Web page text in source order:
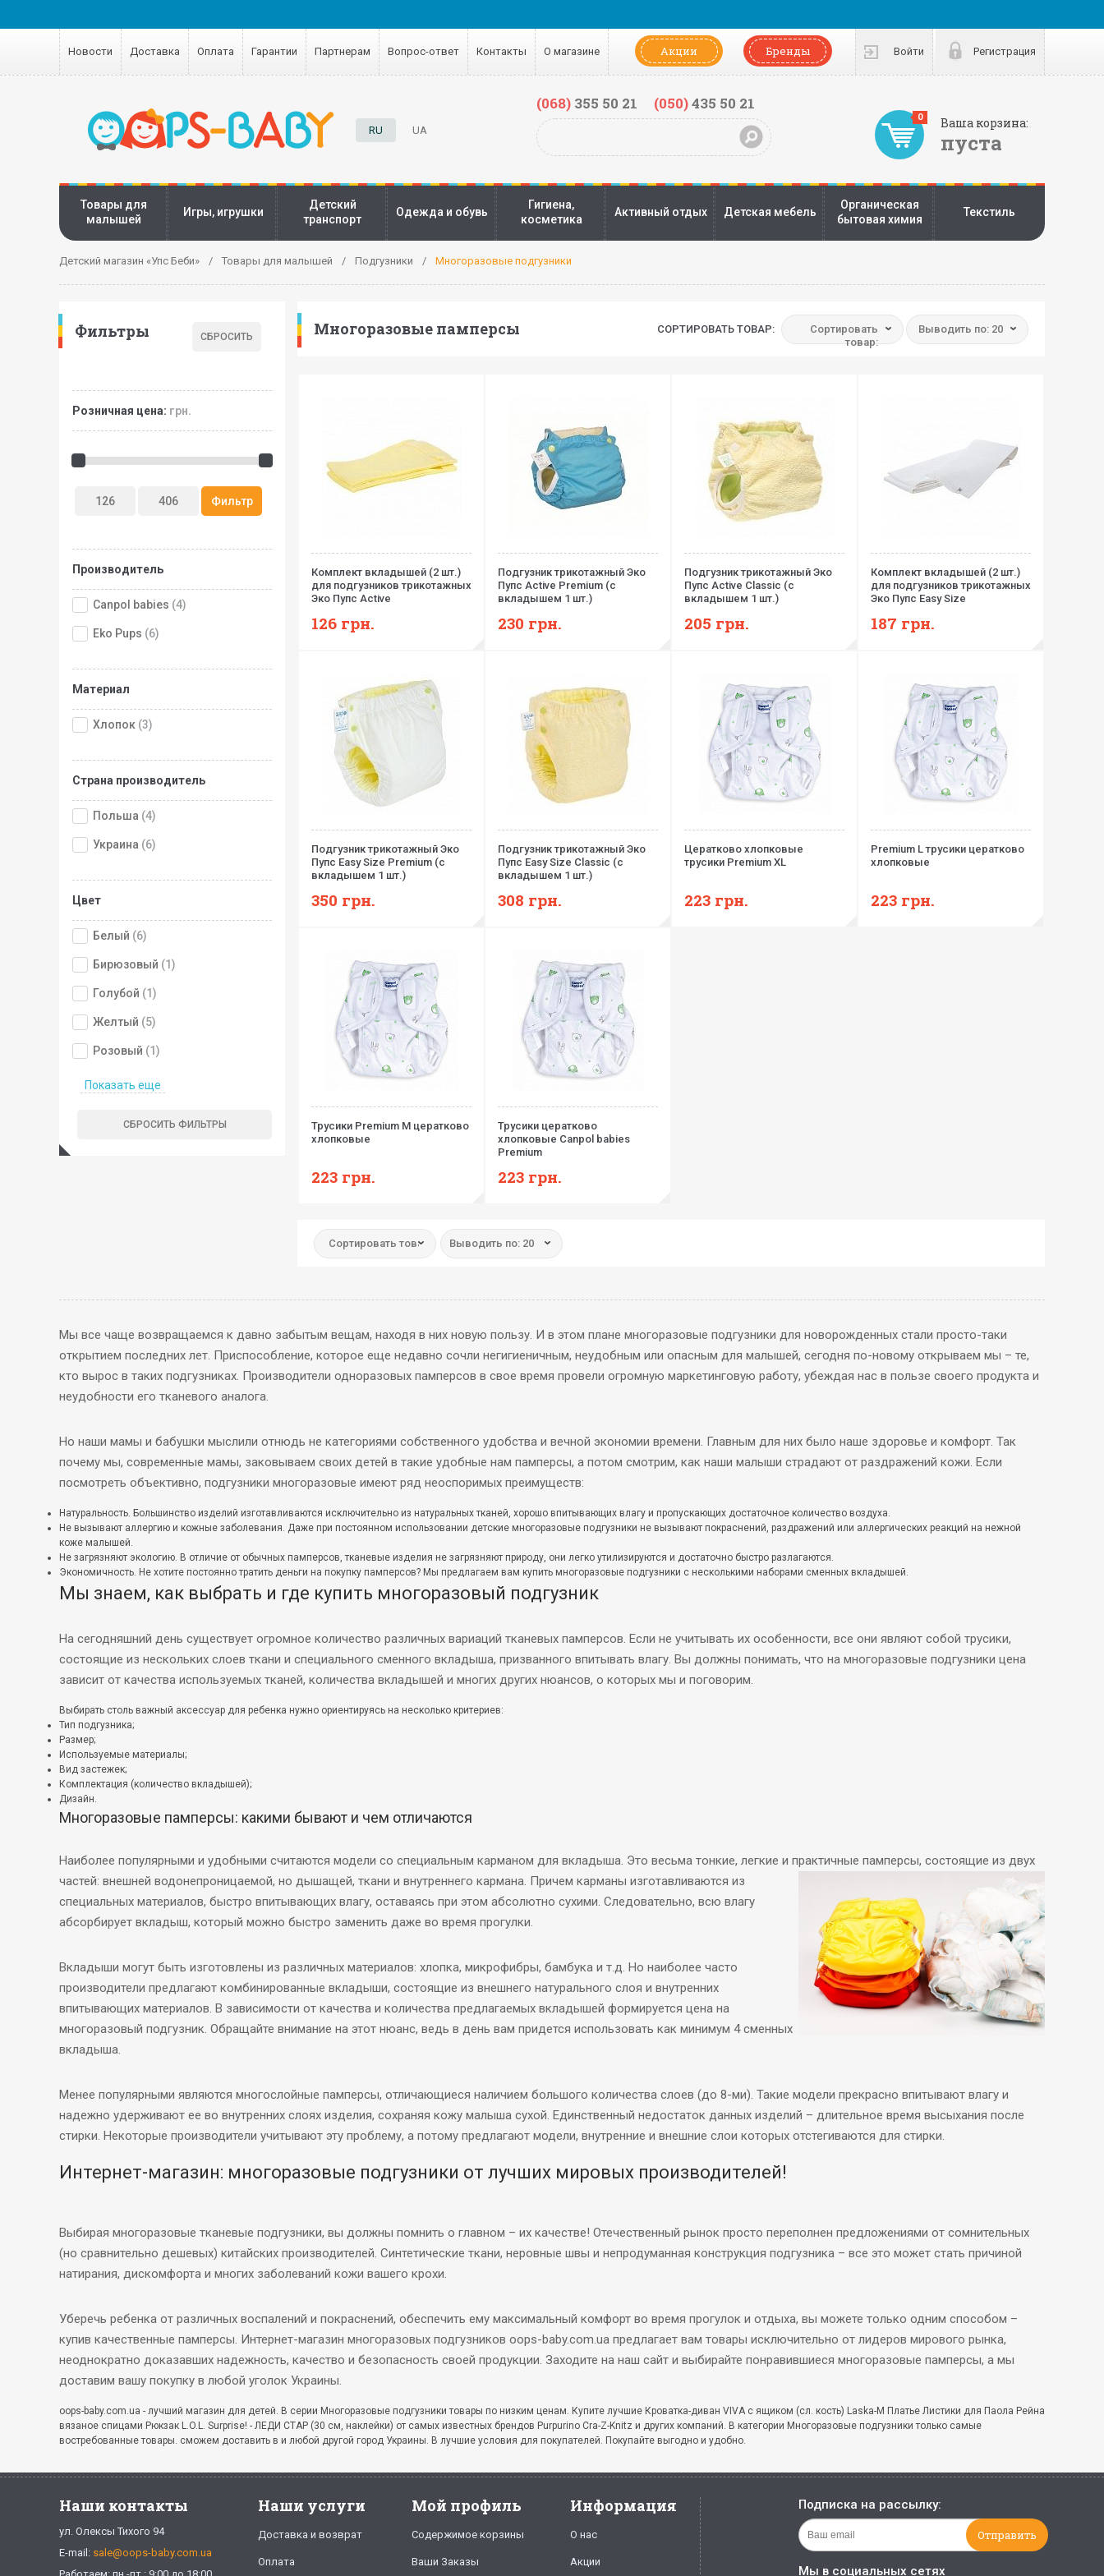
Войти Регистрация
Новости Доставка Оплата Гарантии Партнерам Вопрос-ответ Контакты О магазине Акции Бренды
Ваша корзина:
пуста
0
RU UA
(068)355 50 21 (050)435 50 21
Товары для
малышей
Игры, игрушки
Детский
транспорт
Одежда и обувь
Гигиена,
косметика
Активный отдых Детская мебель
Органическая
бытовая химия
Текстиль
Детский магазин «Упс Беби» Товары для малышей Подгузники Многоразовые подгузники
Фильтры
Розничная цена: грн.
Производитель
Canpol babies (4)
Eko Pups (6)
Материал
Хлопок (3)
Страна производитель
Польша (4)
Украина (6)
Цвет
Белый (6)
Бирюзовый (1)
Голубой (1)
Желтый (5)
Розовый (1)
Показать еще
Многоразовые памперсы СОРТИРОВАТЬ ТОВАР:
Сортировать
товар:
Выводить по: 20
Комплект вкладышей (2 шт.)
для подгузников трикотажных
Эко Пупс Active
126 грн.
Подгузник трикотажный Эко
Пупс Active Premium (с
вкладышем 1 шт.)
230 грн.
Подгузник трикотажный Эко
Пупс Active Classic (с
вкладышем 1 шт.)
205 грн.
Комплект вкладышей (2 шт.)
для подгузников трикотажных
Эко Пупс Easy Size
187 грн.
Подгузник трикотажный Эко
Пупс Easy Size Premium (с
вкладышем 1 шт.)
350 грн.
Подгузник трикотажный Эко
Пупс Easy Size Classic (с
вкладышем 1 шт.)
308 грн.
Цератково хлопковые
трусики Premium XL
223 грн.
Premium L трусики цератково
хлопковые
223 грн.
Трусики Premium M цератково
хлопковые
223 грн.
Трусики цератково
хлопковые Canpol babies
Premium
223 грн.
Сортировать товар: Выводить по: 20
Мы все чаще возвращаемся к давно забытым вещам, находя в них новую пользу. И в этом плане многоразовые подгузники для новорожденных стали просто-таки
открытием последних лет. Приспособление, которое еще недавно сочли негигиеничным, неудобным или опасным для малышей, сегодня по-новому открываем мы – те,
кто вырос в таких подгузниках. Производители одноразовых памперсов в свое время провели огромную маркетинговую работу, убеждая нас в пользе своего продукта и
неудобности его тканевого аналога.
Но наши мамы и бабушки мыслили отнюдь не категориями собственного удобства и вечной экономии времени. Главным для них было наше здоровье и комфорт. Так
почему мы, современные мамы, заковываем своих детей в такие удобные нам памперсы, а потом смотрим, как наши малыши страдают от раздражений кожи. Если
посмотреть объективно, подгузники многоразовые имеют ряд неоспоримых преимуществ:
Натуральность. Большинство изделий изготавливаются исключительно из натуральных тканей, хорошо впитывающих влагу и пропускающих достаточное количество воздуха.
Не вызывают аллергию и кожные заболевания. Даже при постоянном использовании детские многоразовые подгузники не вызывают покраснений, раздражений или аллергических реакций на нежной
коже малышей.
Не загрязняют экологию. В отличие от обычных памперсов, тканевые изделия не загрязняют природу, они легко утилизируются и достаточно быстро разлагаются.
Экономичность. Не хотите постоянно тратить деньги на покупку памперсов? Мы предлагаем вам купить многоразовые подгузники с несколькими наборами сменных вкладышей.
Мы знаем, как выбрать и где купить многоразовый подгузник
На сегодняшний день существует огромное количество различных вариаций тканевых памперсов. Если не учитывать их особенности, все они являют собой трусики,
состоящие из нескольких слоев ткани и специального сменного вкладыша, призванного впитывать влагу. Вы должны понимать, что на многоразовые подгузники цена
зависит от качества используемых тканей, количества вкладышей и многих других нюансов, о которых мы и поговорим.
Выбирать столь важный аксессуар для ребенка нужно ориентируясь на несколько критериев:
Тип подгузника;
Размер;
Используемые материалы;
Вид застежек;
Комплектация (количество вкладышей);
Дизайн.
Многоразовые памперсы: какими бывают и чем отличаются
Наиболее популярными и удобными считаются модели со специальным карманом для вкладыша. Это весьма тонкие, легкие и практичные памперсы, состоящие из двух
частей: внешней водонепроницаемой, но дышащей, ткани и внутреннего кармана. Причем карманы изготавливаются из
специальных материалов, быстро впитывающих влагу, оставаясь при этом абсолютно сухими. Следовательно, всю влагу
абсорбирует вкладыш, который можно быстро заменить даже во время прогулки.
Вкладыши могут быть изготовлены из различных материалов: хлопка, микрофибры, бамбука и т.д. Но наиболее часто
производители предлагают комбинированные вкладыши, состоящие из внешнего натурального слоя и внутренних
впитывающих материалов. В зависимости от качества и количества предлагаемых вкладышей формируется цена на
многоразовый подгузник. Обращайте внимание на этот нюанс, ведь в день вам придется использовать как минимум 4 сменных
вкладыша.
Менее популярными являются многослойные памперсы, отличающиеся наличием большого количества слоев (до 8-ми). Такие модели прекрасно впитывают влагу и
надежно удерживают ее во внутренних слоях изделия, сохраняя кожу малыша сухой. Единственный недостаток данных изделий – длительное время высыхания после
стирки. Некоторые производители учитывают эту проблему, а потому предлагают модели, внутренние и внешние слои которых отстегиваются для стирки.
Интернет-магазин: многоразовые подгузники от лучших мировых производителей!
Выбирая многоразовые тканевые подгузники, вы должны помнить о главном – их качестве! Отечественный рынок просто переполнен предложениями от сомнительных
(но сравнительно дешевых) китайских производителей. Синтетические ткани, неровные швы и непродуманная конструкция подгузника – все это может стать причиной
натирания, дискомфорта и многих заболеваний кожи вашего крохи.
Уберечь ребенка от различных воспалений и покраснений, обеспечить ему максимальный комфорт во время прогулок и отдыха, вы можете только одним способом –
купив качественные памперсы. Интернет-магазин многоразовых подгузников oops-baby.com.ua предлагает вам товары исключительно от лидеров мирового рынка,
неоднократно доказавших надежность, качество и безопасность своей продукции. Заходите на наш сайт и выбирайте понравившиеся многоразовые памперсы, а мы
доставим вашу покупку в любой уголок Украины.
oops-baby.com.ua - лучший магазин для детей. В серии Многоразовые подгузники товары по низким ценам. Купите лучшие Кроватка-диван VIVA с ящиком (сл. кость) Laska-M Платье Листики для Паола Рейна
вязаное спицами Рюкзак L.O.L. Surprise! - ЛЕДИ СТАР (30 см, наклейки) от самых известных брендов Purpurino Cra-Z-Knitz и других компаний. В категории Многоразовые подгузники только самые
востребованные товары. сможем доставить в и любой другой город Украины. В лучшие условия для покупателей. Покупайте выгодно и удобно.
Наши контакты
ул. Олексы Тихого 94
E-mail: sale@oops-baby.com.ua
Наши услуги
Доставка и возврат
Оплата
Мой профиль
Содержимое корзины
Ваши Заказы
Информация
О нас
Акции
Подписка на рассылку:
Мы в социальных сетях